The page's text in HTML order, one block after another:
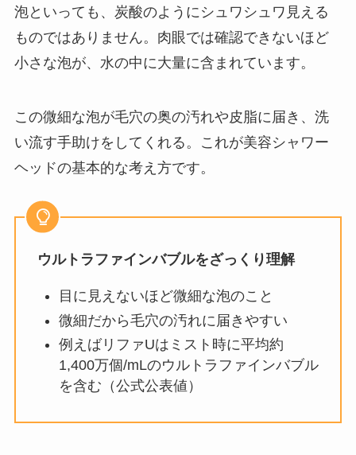
泡といっても、炭酸のようにシュワシュワ見える
ものではありません。肉眼では確認できないほど
小さな泡が、水の中に大量に含まれています。
この微細な泡が毛穴の奥の汚れや皮脂に届き、洗
い流す手助けをしてくれる。これが美容シャワー
ヘッドの基本的な考え方です。
ウルトラファインバブルをざっくり理解
目に見えないほど微細な泡のこと
微細だから毛穴の汚れに届きやすい
例えばリファUはミスト時に平均約
1,400万個/mLのウルトラファインバブル
を含む（公式公表値）